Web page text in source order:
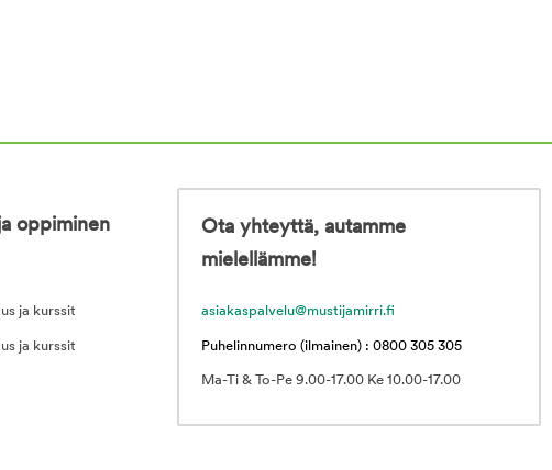
oppiminen
ja kurssit
ja kurssit
Ota yhteyttä, autamme
mielellämme!
asiakaspalvelu@mustijamirri.fi
Puhelinnumero (ilmainen) : 0800 305 305
Ma-Ti & To-Pe 9.00-17.00 Ke 10.00-17.00